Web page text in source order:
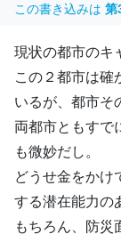
この書き込みは 第
現状の都市のキ
この２都市は確
いるが、都市そ
両都市ともすで
も微妙だし。
どうせ金をかけ
する潜在能力の
もちろん、防災